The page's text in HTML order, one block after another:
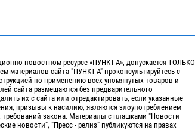
новостном ресурсе «ПУНКТ-А», допускается ТОЛЬКО
сайта "ПУНКТ-А" проконсультируйтесь с
по применению всех упомянутых товаров и
сайта размещаются без предварительного
их с сайта или отредактировать, если указанные
призывы к насилию, являются злоупотреблением
закона. Материалы с плашками "Новости
новости", "Пресс - релиз" публикуются на правах